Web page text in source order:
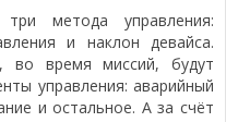
метода управления:
и наклон девайса.
во время миссий, будут
управления: аварийный
и остальное. А за счёт